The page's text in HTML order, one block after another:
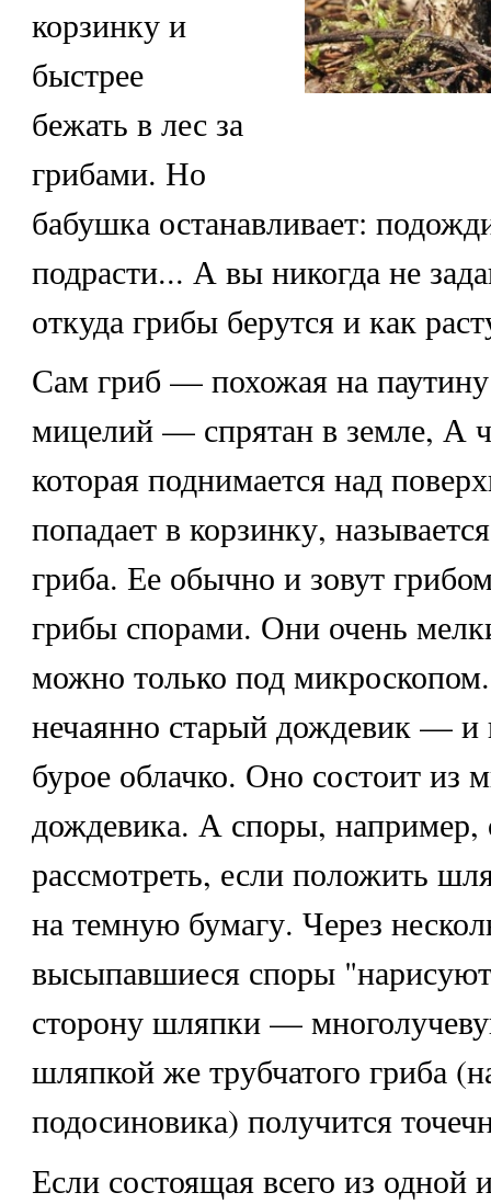
корзинку и
быстрее
бежать в лес за
грибами. Но
бабушка останавливает:
подрасти... А вы никогда не
откуда грибы берутся и как
Сам гриб — похожая на
мицелий — спрятан в земле, А
которая поднимается над
попадает в корзинку,
гриба. Ее обычно и зовут
грибы спорами. Они очень
можно только под
нечаянно старый дождевик — и
бурое облачко. Оно состоит из
дождевика. А споры,
рассмотреть, если положить
на темную бумагу. Через
высыпавшиеся споры
сторону шляпки —
шляпкой же трубчатого гриба
подосиновика) получится
Если состоящая всего из одной